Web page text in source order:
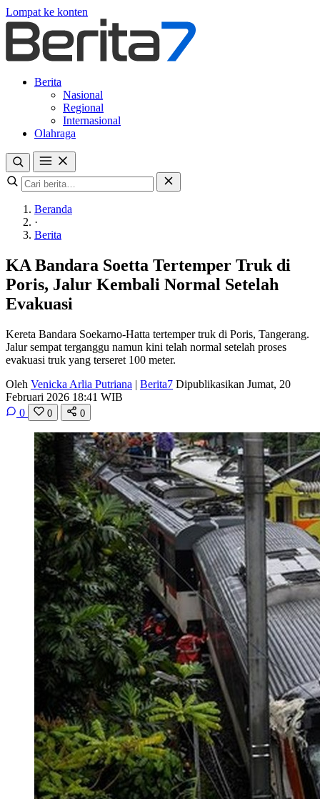
Lompat ke konten
Berita
Nasional
Regional
Internasional
Olahraga
Beranda
·
Berita
KA Bandara Soetta Tertemper Truk di
Poris, Jalur Kembali Normal Setelah
Evakuasi
Kereta Bandara Soekarno-Hatta tertemper truk di Poris, Tangerang.
Jalur sempat terganggu namun kini telah normal setelah proses
evakuasi truk yang terseret 100 meter.
Oleh Venicka Arlia Putriana | Berita7 Dipublikasikan Jumat, 20
Februari 2026 18:41 WIB
0
0 0